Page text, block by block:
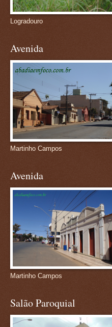
Logradouro
Avenida
Martinho Campos
Avenida
Martinho Campos
Salão Paroquial